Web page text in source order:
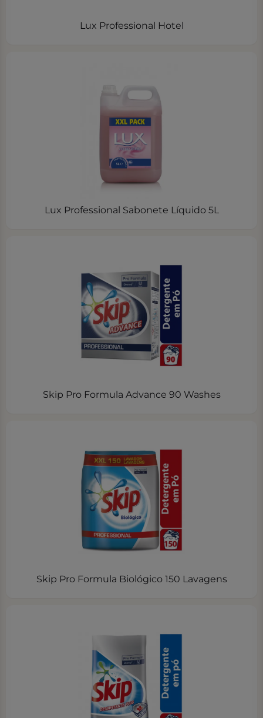
Lux Professional Hotel
Lux Professional Sabonete Líquido 5L
Skip Pro Formula Advance 90 Washes
Skip Pro Formula Biológico 150 Lavagens